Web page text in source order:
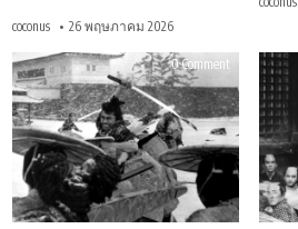
coconus 26 พฤษภาคม 2026
0 Comment
Samurai
Assassin
(1965)